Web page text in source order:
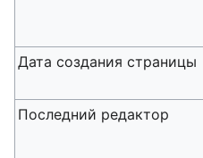
Дата создания страницы
Последний редактор